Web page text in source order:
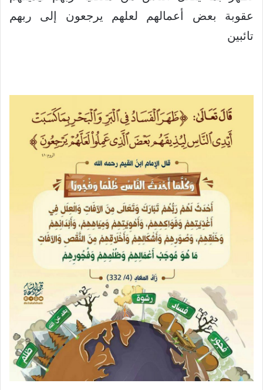
عقوبة بعض أعمالهم لعلهم يرجعون إلى ربهم
تائبين